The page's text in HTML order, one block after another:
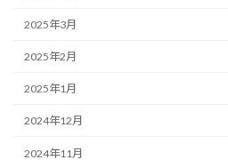
2025年3月
2025年2月
2025年1月
2024年12月
2024年11月